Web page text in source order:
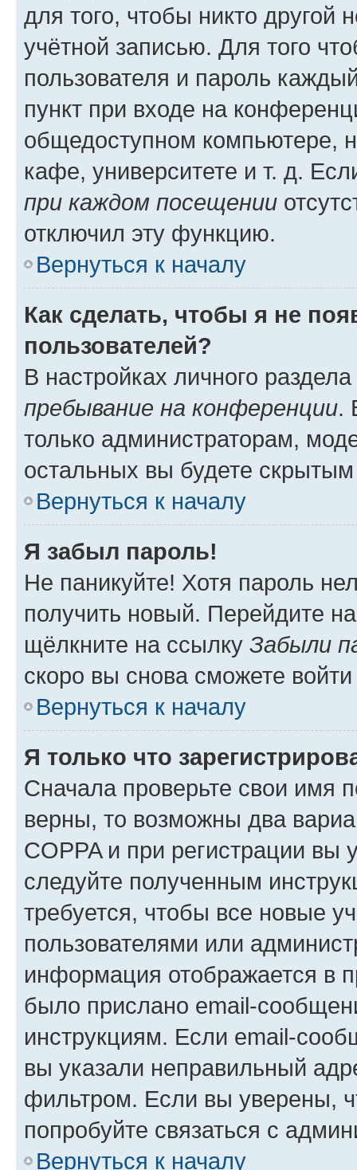
для того, чтобы никто другой
учётной записью. Для того
пользователя и пароль
пункт при входе на
общедоступном компьютере,
кафе, университете и т. д.
при каждом посещении
отключил эту функцию.
Вернуться к началу
Как сделать, чтобы я не
пользователей?
В настройках личного
пребывание на конференции.
только администраторам,
остальных вы будете
Вернуться к началу
Я забыл пароль!
Не паникуйте! Хотя пароль
получить новый. Перейдите
щёлкните на ссылку Забыли
скоро вы снова сможете
Вернуться к началу
Я только что
Сначала проверьте свои имя
верны, то возможны два
COPPA и при регистрации вы
следуйте полученным
требуется, чтобы все новые
пользователями или
информация отображается в
было прислано email-
инструкциям. Если email-
вы указали неправильный
фильтром. Если вы уверены,
попробуйте связаться с
Вернуться к началу